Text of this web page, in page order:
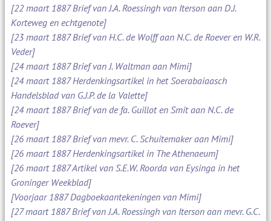
[22 maart 1887 Brief van J.A. Roessingh van Iterson aan D.J.
Korteweg en echtgenote]
[23 maart 1887 Brief van H.C. de Wolff aan N.C. de Roever en W.R.
Veder]
[24 maart 1887 Brief van J. Waltman aan Mimi]
[24 maart 1887 Herdenkingsartikel in het Soerabaiaasch
Handelsblad van G.J.P. de la Valette]
[24 maart 1887 Brief van de fa. Guillot en Smit aan N.C. de
Roever]
[26 maart 1887 Brief van mevr. C. Schuitemaker aan Mimi]
[26 maart 1887 Herdenkingsartikel in The Athenaeum]
[26 maart 1887 Artikel van S.E.W. Roorda van Eysinga in het
Groninger Weekblad]
[Voorjaar 1887 Dagboekaantekeningen van Mimi]
[27 maart 1887 Brief van J.A. Roessingh van Iterson aan mevr. G.C.